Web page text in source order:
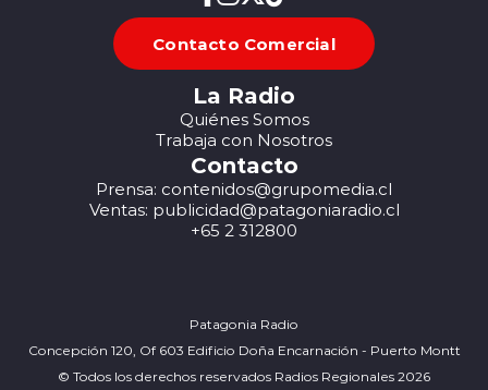
Contacto Comercial
La Radio
Quiénes Somos
Trabaja con Nosotros
Contacto
Prensa: contenidos@grupomedia.cl
Ventas: publicidad@patagoniaradio.cl
+65 2 312800
Patagonia Radio
Concepción 120, Of 603 Edificio Doña Encarnación - Puerto Montt
© Todos los derechos reservados Radios Regionales 2026